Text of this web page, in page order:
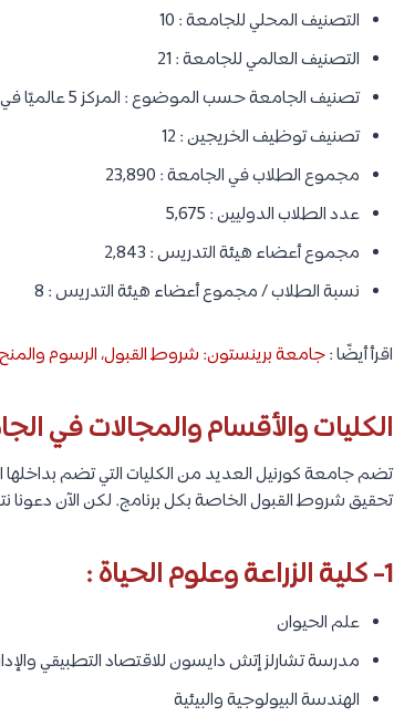
التصنيف المحلي للجامعة : 10
التصنيف العالمي للجامعة : 21
تصنيف الجامعة حسب الموضوع : المركز 5 عالميًا في مجال الزراعة والغابات.
تصنيف توظيف الخريجين : 12
مجموع الطلاب في الجامعة : 23,890
عدد الطلاب الدوليين : 5,675
مجموع أعضاء هيئة التدريس : 2,843
نسبة الطلاب / مجموع أعضاء هيئة التدريس : 8
اقرأ أيضًا :جامعة برينستون: شروط القبول، الرسوم والمنح
الكليات والأقسام والمجالات في
تضم جامعة كورنيل العديد من الكليات التي تضم
تحقيق شروط القبول الخاصة بكل برنامج. لكن الآن دعونا
1- كلية الزراعة وعلوم الحياة :
علم الحيوان
مدرسة تشارلز إتش دايسون للاقتصاد التطبيقي
الهندسة البيولوجية والبيئية